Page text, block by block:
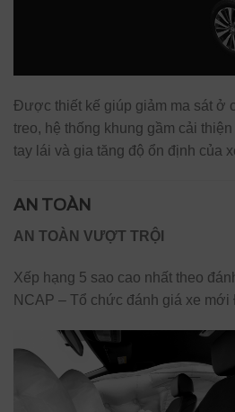
Được thiết kế giúp giảm ma sát ở
treo, hệ thống khung gầm cải
tay lái và gia tăng độ ổn định của
AN TOÀN
AN TOÀN VƯỢT TRỘI
Xếp hạng 5 sao cao nhất theo
NCAP – Tổ chức đánh giá xe mới